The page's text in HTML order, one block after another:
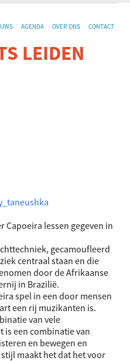
AGENDA OVER ONS CONTACT
LEIDEN
Capoeira lessen gegeven in
gecamoufleerd
centraal staan en die
door de Afrikaanse
in Brazilië.
spel in een door mensen
een rij muzikanten is.
van vele
is een combinatie van
en bewegen en
maakt het dat het voor